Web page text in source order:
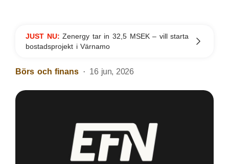
JUST NU:Zenergy tar in 32,5 MSEK – vill starta
bostadsprojekt i Värnamo
Börs och finans 16 jun, 2026